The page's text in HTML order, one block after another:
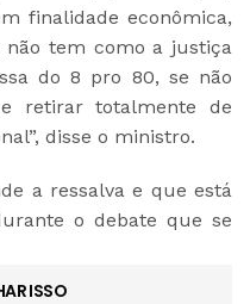
finalidade econômica,
tem como a justiça
do 8 pro 80, se não
retirar totalmente de
disse o ministro.
a ressalva e que está
o debate que se
ISSO